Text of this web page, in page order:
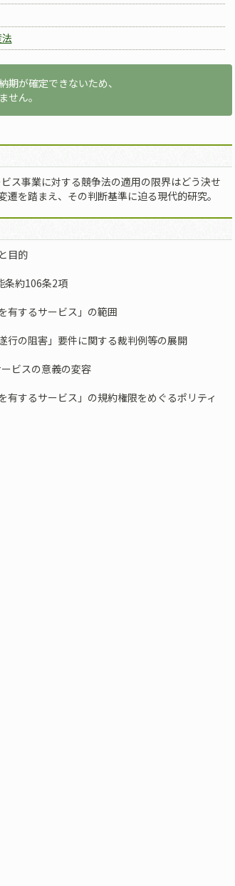
期が確定できないため、
せん。
ス事業に対する競争法の適用の限界はどう決せ
遷を踏まえ、その判断基準に迫る現代的研究。
目的
約106条2項
するサービス」の範囲
の阻害」要件に関する裁判例等の展開
ビスの意義の変容
するサービス」の規約権限をめぐるポリティ